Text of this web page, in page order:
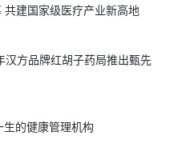
建国家级医疗产业新高地
方品牌红胡子药局推出甄先
的健康管理机构